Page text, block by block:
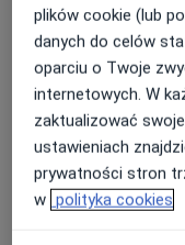
Dostępność
W tym gabinecie
internet
Co mam zrobić w
plików cookie (lub
danych do celów
oparciu o Twoje
internetowych. W
zaktualizować
ustawieniach
prywatności stron
w polityka cookies